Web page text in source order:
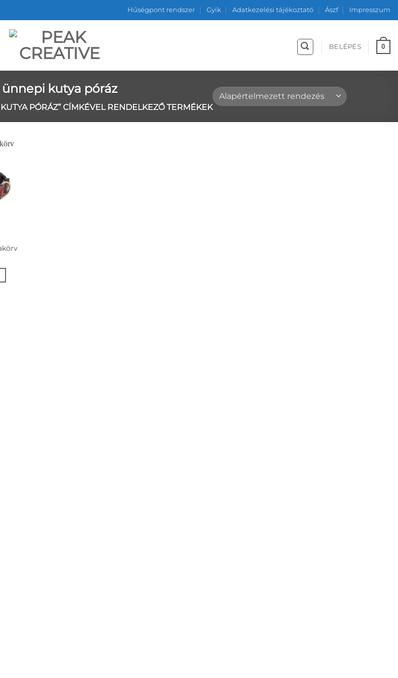
Hűségpont rendszer Gyik Adatkezelési tájékoztató Ászf Impresszum
BELÉPÉS 0
ünnepi kutya póráz
PÓRÁZ” CÍMKÉVEL RENDELKEZŐ TERMÉKEK